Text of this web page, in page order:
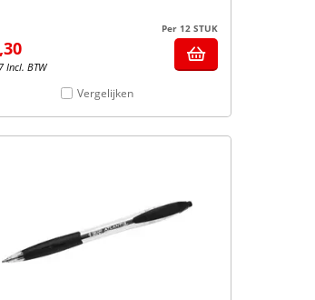
Per 12 STUK
Incl. BTW
Vergelijken